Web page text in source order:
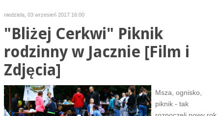
niedziela, 03 wrzesień 2017 16:00
"Bliżej Cerkwi" Piknik
rodzinny w Jacznie [Film i
Zdjęcia]
Msza, ognisko,
piknik - tak